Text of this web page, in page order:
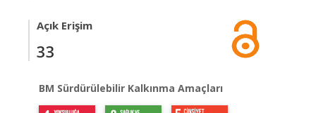
Açık Erişim
33
BM Sürdürülebilir Kalkınma Amaçları